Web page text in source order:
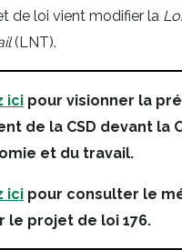
de loi vient modifier la
(LNT).
ici pour visionner la
de la CSD devant la
et du travail.
ici pour consulter le
le projet de loi 176.